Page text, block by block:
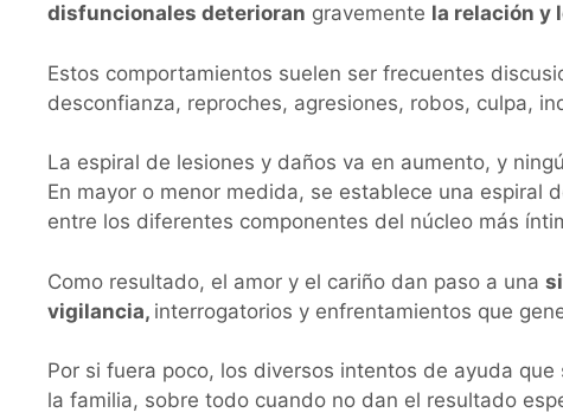
disfuncionales deterioran gravemente la relación y
Estos comportamientos suelen ser frecuentes
desconfianza, reproches, agresiones, robos, culpa,
La espiral de lesiones y daños va en aumento, y
En mayor o menor medida, se establece una espiral
entre los diferentes componentes del núcleo más
Como resultado, el amor y el cariño dan paso a una
vigilancia, interrogatorios y enfrentamientos que
Por si fuera poco, los diversos intentos de ayuda
la familia, sobre todo cuando no dan el resultado